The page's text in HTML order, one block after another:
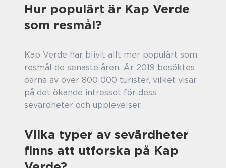
Hur populärt är Kap Verde
som resmål?
Kap Verde har blivit allt mer populärt som
resmål de senaste åren. År 2019 besöktes
öarna av över 800 000 turister, vilket visar
på det ökande intresset för dess
sevärdheter och upplevelser.
Vilka typer av sevärdheter
finns att utforska på Kap